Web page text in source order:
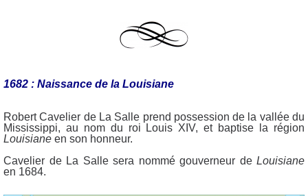
1682 : Naissance de la Louisiane
Robert Cavelier de La Salle prend possession de la vallée du
Mississippi, au nom du roi Louis XIV, et baptise la région
Louisiane en son honneur.
Cavelier de La Salle sera nommé gouverneur de Louisiane
en 1684.